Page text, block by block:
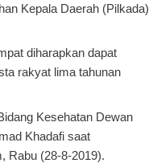
Kepala Daerah (Pilkada)
diharapkan dapat
rakyat lima tahunan
Kesehatan Dewan
Khadafi saat
Rabu (28-8-2019).